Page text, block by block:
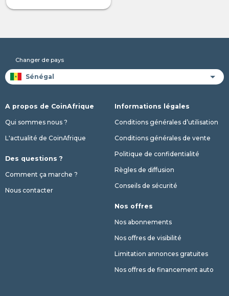
Changer de pays
A propos de CoinAfrique
Qui sommes nous ?
L'actualité de CoinAfrique
Des questions ?
Comment ça marche ?
Nous contacter
Informations légales
Conditions générales d’utilisation
Conditions générales de vente
Politique de confidentialité
Règles de diffusion
Conseils de sécurité
Nos offres
Nos abonnements
Nos offres de visibilité
Limitation annonces gratuites
Nos offres de financement auto